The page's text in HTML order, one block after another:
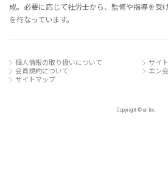
成。必要に応じて社労士から、監修や指導を受
を行なっています。
個人情報の取り扱いについて
サイ
会員規約について
エン
サイトマップ
Copyright © en Inc.